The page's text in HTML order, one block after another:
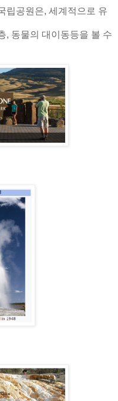
립공원은, 세계적으로 유
, 동물의 대이동등을 볼 수